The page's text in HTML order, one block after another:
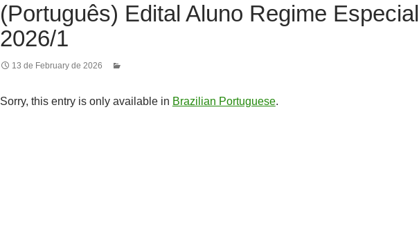
(Português) Edital Aluno Regime Especial
2026/1
13 de February de 2026
Sorry, this entry is only available in Brazilian Portuguese.